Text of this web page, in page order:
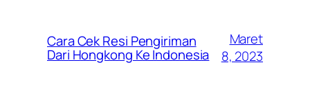
Cara Cek Resi Pengiriman
Dari Hongkong Ke Indonesia
Maret
8, 2023